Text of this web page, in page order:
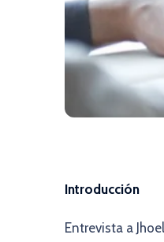
Introducción
Entrevista a